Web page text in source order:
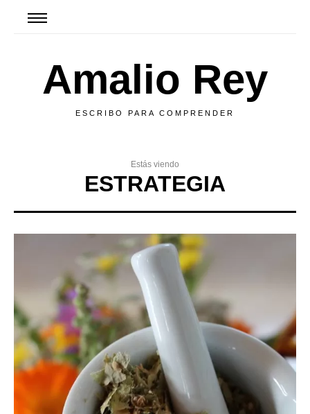
Amalio Rey
ESCRIBO PARA COMPRENDER
Estás viendo
ESTRATEGIA